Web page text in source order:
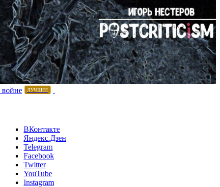
ЛУЧШЕЕ
ВКонтакте
Яндекс.Дзен
Telegram
Facebook
Twitter
YouTube
Instagram